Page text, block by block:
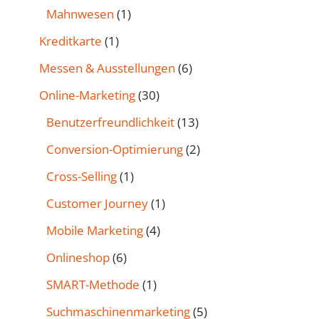
Mahnwesen (1)
Kreditkarte (1)
Messen & Ausstellungen (6)
Online-Marketing(30)
Benutzer­freund­lichkeit(13)
Conversion-Optimierung(2)
Cross-Selling(1)
Customer Journey(1)
Mobile Marketing(4)
Onlineshop(6)
SMART-Methode (1)
Such­maschinen­marketing(5)